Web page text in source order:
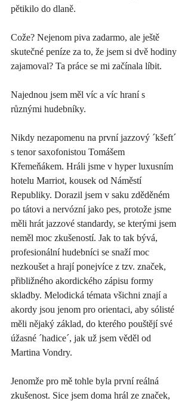
pětikilo do dlaně.
Cože? Nejenom piva zadarmo, ale ještě
skutečné peníze za to, že jsem si dvě hodiny
zajamoval? Ta práce se mi začínala líbit.
Najednou jsem měl víc a víc hraní s
různými hudebníky.
Nikdy nezapomenu na první jazzový ´kšeft´
s tenor saxofonistou Tomášem
Křemeňákem. Hráli jsme v hyper luxusním
hotelu Marriot, kousek od Náměstí
Republiky. Dorazil jsem v saku zděděném
po tátovi a nervózní jako pes, protože jsme
měli hrát jazzové standardy, se kterými jsem
neměl moc zkušeností. Jak to tak bývá,
profesionální hudebníci se snaží moc
nezkoušet a hrají ponejvíce z tzv. značek,
přibližného akordického zápisu formy
skladby. Melodická témata všichni znají a
akordy jsou jenom pro orientaci, aby sólisté
měli nějaký základ, do kterého pouštějí své
úžasné ´hadice´, jak už jsem věděl od
Martina Vondry.
Jenomže pro mě tohle byla první reálná
zkušenost. Sice jsem doma hrál ze značek,